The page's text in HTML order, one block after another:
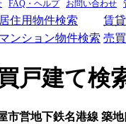
FAQ・ヘルプ お問い合わせ
住用物件検索
賃
ンション物件検索 売
戸建て検
市営地下鉄名港線 築